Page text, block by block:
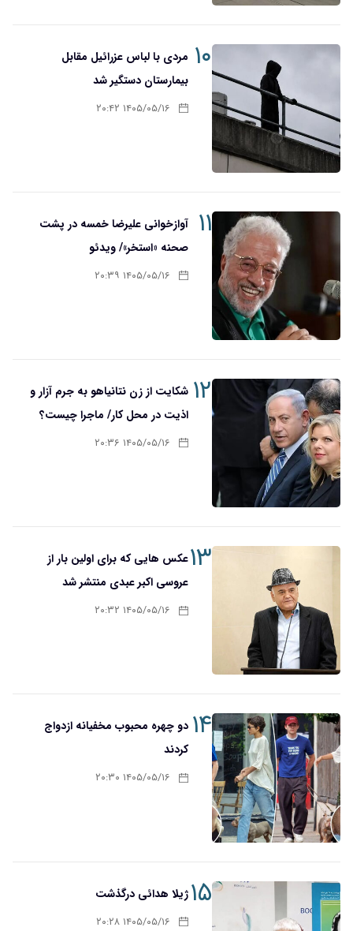
۱۰ مردی با لباس عزرائیل مقابل
بیمارستان دستگیر شد
۱۴۰۵/۰۵/۱۶ ۲۰:۴۲
۱۱
آوازخوانی علیرضا خمسه در پشت
صحنه «استخر»/ ویدئو
۱۴۰۵/۰۵/۱۶ ۲۰:۳۹
۱۲ شکایت از زن نتانیاهو به جرم آزار و
اذیت در محل کار/ ماجرا چیست؟
۱۴۰۵/۰۵/۱۶ ۲۰:۳۶
۱۳عکس هایی که برای اولین بار از
عروسی اکبر عبدی منتشر شد
۱۴۰۵/۰۵/۱۶ ۲۰:۳۲
۱۴ دو چهره محبوب مخفیانه ازدواج
کردند
۱۴۰۵/۰۵/۱۶ ۲۰:۳۰
۱۵ژیلا هدائی درگذشت
۱۴۰۵/۰۵/۱۶ ۲۰:۲۸